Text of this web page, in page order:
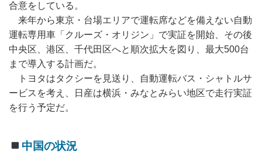
合意をしている。
来年から東京・台場エリアで運転席などを備えない自動
運転専用車「クルーズ・オリジン」で実証を開始、その後
中央区、港区、千代田区へと順次拡大を図り、最大500台
まで導入する計画だ。
トヨタはタクシーを見送り、自動運転バス・シャトルサ
ービスを考え、日産は横浜・みなとみらい地区で走行実証
を行う予定だ。
中国の状況